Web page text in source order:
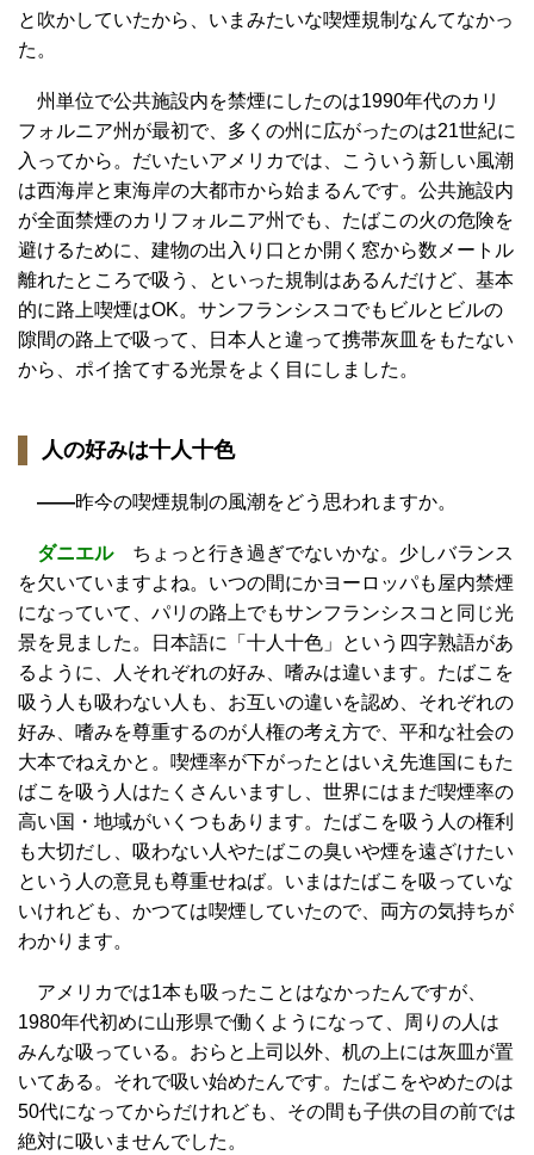
と吹かしていたから、いまみたいな喫煙規制なんてなかっ
た。
州単位で公共施設内を禁煙にしたのは1990年代のカリ
フォルニア州が最初で、多くの州に広がったのは21世紀に
入ってから。だいたいアメリカでは、こういう新しい風潮
は西海岸と東海岸の大都市から始まるんです。公共施設内
が全面禁煙のカリフォルニア州でも、たばこの火の危険を
避けるために、建物の出入り口とか開く窓から数メートル
離れたところで吸う、といった規制はあるんだけど、基本
的に路上喫煙はOK。サンフランシスコでもビルとビルの
隙間の路上で吸って、日本人と違って携帯灰皿をもたない
から、ポイ捨てする光景をよく目にしました。
人の好みは十人十色
——昨今の喫煙規制の風潮をどう思われますか。
ダニエルちょっと行き過ぎでないかな。少しバランス
を欠いていますよね。いつの間にかヨーロッパも屋内禁煙
になっていて、パリの路上でもサンフランシスコと同じ光
景を見ました。日本語に「十人十色」という四字熟語があ
るように、人それぞれの好み、嗜みは違います。たばこを
吸う人も吸わない人も、お互いの違いを認め、それぞれの
好み、嗜みを尊重するのが人権の考え方で、平和な社会の
大本でねえかと。喫煙率が下がったとはいえ先進国にもた
ばこを吸う人はたくさんいますし、世界にはまだ喫煙率の
高い国・地域がいくつもあります。たばこを吸う人の権利
も大切だし、吸わない人やたばこの臭いや煙を遠ざけたい
という人の意見も尊重せねば。いまはたばこを吸っていな
いけれども、かつては喫煙していたので、両方の気持ちが
わかります。
アメリカでは1本も吸ったことはなかったんですが、
1980年代初めに山形県で働くようになって、周りの人は
みんな吸っている。おらと上司以外、机の上には灰皿が置
いてある。それで吸い始めたんです。たばこをやめたのは
50代になってからだけれども、その間も子供の目の前では
絶対に吸いませんでした。